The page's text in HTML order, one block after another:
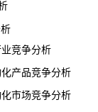
竞争分析
产品竞争分析
市场竞争分析